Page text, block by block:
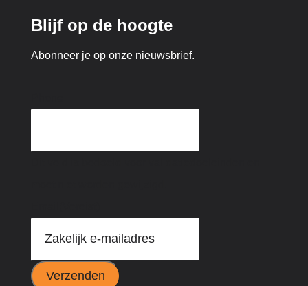
Blijf op de hoogte
Abonneer je op onze nieuwsbrief.
Verzenden